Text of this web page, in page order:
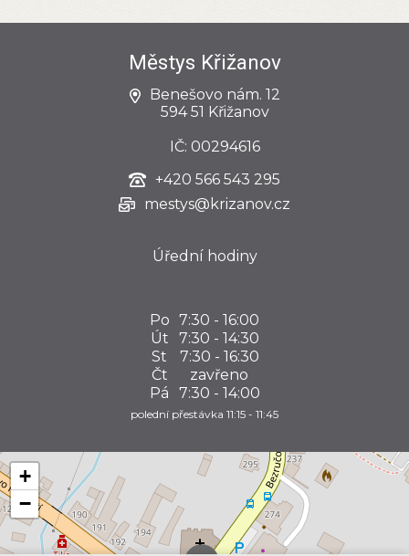
Městys Křižanov
Benešovo nám. 12
594 51 Křižanov
IČ: 00294616
+420 566 543 295
mestys@krizanov.cz
Úřední hodiny
Po 7:30 - 16:00
Út
7:30 - 14:30
St
7:30 - 16:30
Čt
zavřeno
Pá
7:30 - 14:00
polední přestávka 11:15 - 11:45
+
−